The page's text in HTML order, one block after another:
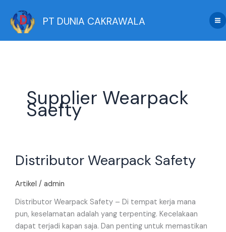
content
PT DUNIA CAKRAWALA
Supplier Wearpack
Saefty
Distributor Wearpack Safety
Artikel / admin
Distributor Wearpack Safety – Di tempat kerja mana
pun, keselamatan adalah yang terpenting. Kecelakaan
dapat terjadi kapan saja. Dan penting untuk memastikan
Wearpack